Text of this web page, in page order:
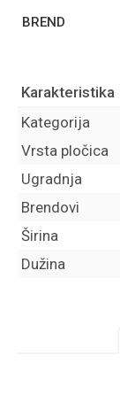
BREND
Karakteristika
Kategorija
Vrsta pločica
Ugradnja
Brendovi
Širina
Dužina